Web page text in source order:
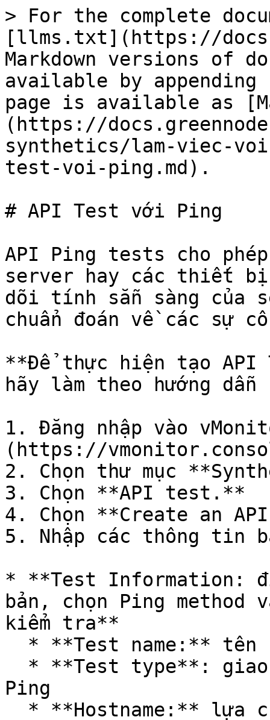
> For the complete
[llms.txt](https://
Markdown versions of
available by
page is available as
(https://
synthetics/lam-viec-
test-voi-ping.md).
# API Test với Ping
API Ping tests cho
server hay các thiết bị
dõi tính sẵn sàng của
chuẩn đoán về các sự
**Để thực hiện tạo API
hãy làm theo hướng
1. Đăng nhập vào
(https://
2. Chọn thư mục
3. Chọn **API test.**
4. Chọn **Create an
5. Nhập các thông tin
* **Test Information:
bản, chọn Ping method
kiểm tra**
Ping